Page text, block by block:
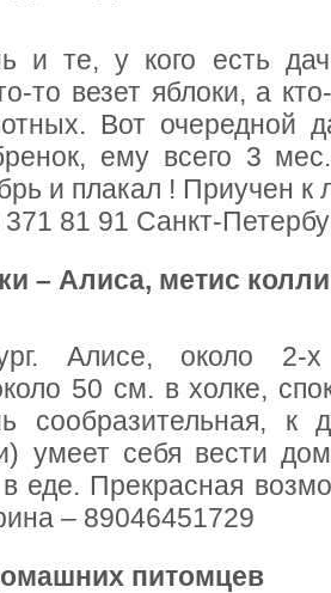
и те, у кого есть
то везет яблоки, а
Вот очередной
ему всего 3
и плакал ! Приучен к
81 91 Санкт-
– Алиса, метис
Алисе, около
50 см. в холке,
сообразительная,
умеет себя вести
еде. Прекрасная
– 89046451729
питомцев